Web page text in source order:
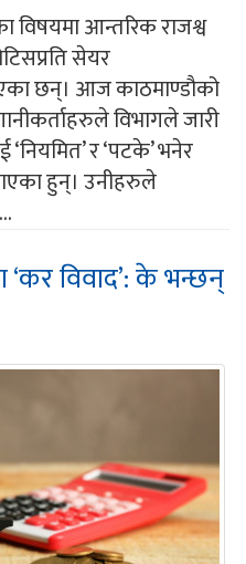
विषयमा आन्तरिक राजश्व
सेयर
छन्। आज काठमाण्डौको
विभागले जारी
र ‘पटके’ भनेर
हुन्। उनीहरुले
विवाद’: के भन्छन्